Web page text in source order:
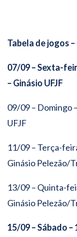
Tabela de jogos
07/09 – Sexta-
– Ginásio UFJF
09/09 – Domingo
UFJF
11/09 – Terça-
Ginásio Pelezão/
13/09 – Quinta-
Ginásio Pelezão/
15/09 – Sábado –